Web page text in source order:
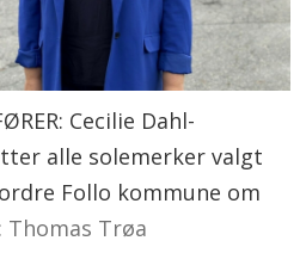
Cecilie Dahl-
alle solemerker valgt
Follo kommune om
Thomas Trøa